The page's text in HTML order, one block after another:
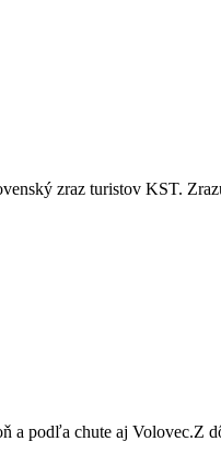
zraz turistov KST.
podľa chute aj Volovec.Z